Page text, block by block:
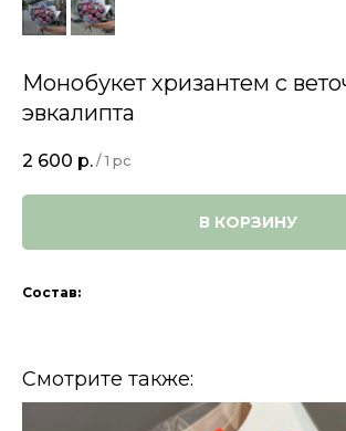
Монобукет хризантем с
эвкалипта
2 600 р. / 1 pc
В КОРЗИНУ
Состав:
Смотрите также: